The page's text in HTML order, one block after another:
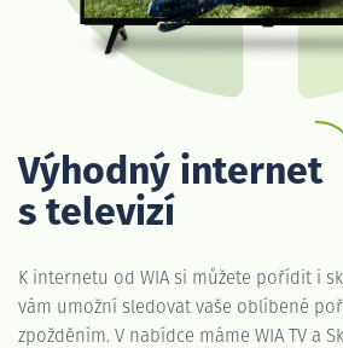
Výhodný internet
s televizí
K internetu od WIA si můžete pořídit i
vám umožní sledovat vaše oblíbené
zpožděním. V nabídce máme WIA TV a